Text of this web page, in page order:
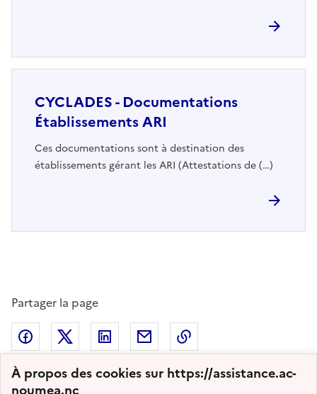
À propos des cookies sur https://assistance.ac-
noumea.nc
CYCLADES - Documentations
Établissements ARI
Ces documentations sont à destination des
établissements gérant les ARI (Attestations de (…)
Partager la page
Partager sur Facebook
Partager sur Twitter
Partager sur LinkedIn
Partager par email